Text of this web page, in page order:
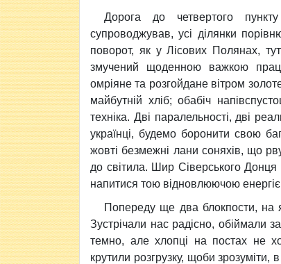
Дорога до четвертого
супроводжував, усі ділянки
поворот, як у Лісових Полянах,
змучений щоденною важкою
омріяне та розгойдане вітром
майбутній хліб; обабіч
техніка. Дві паралельності, дві
українці, будемо боронити свою
жовті безмежні лани соняхів, що
до світила. Шир Сіверського
напитися тою відновлюючою
Попереду ще два блокпости, на
Зустрічали нас радісно, обіймали
темно, але хлопці на постах не
крутили розгрузку, щоби